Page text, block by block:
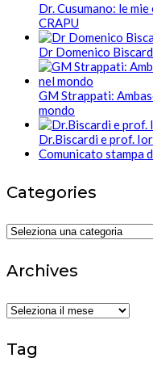
Dr. Cusumano: le
CRAPU
Dr Domenico
GM Strappati:
mondo
Dr.Biscardi e prof.
Comunicato stampa
Categories
Categories
Archives
Archives
Tag